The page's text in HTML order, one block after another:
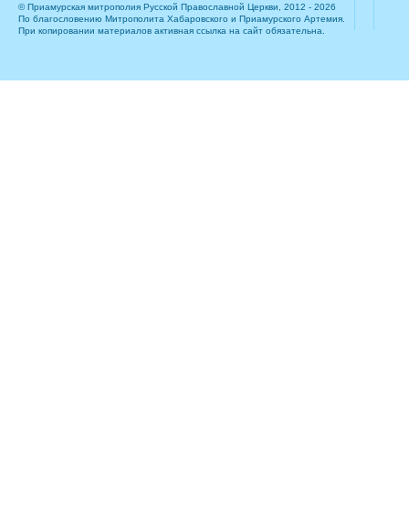
© Приамурская митрополия Русской Православной Церкви, 2012 - 2026
По благословению Митрополита Хабаровского и Приамурского Артемия.
При копировании материалов активная ссылка на сайт обязательна.